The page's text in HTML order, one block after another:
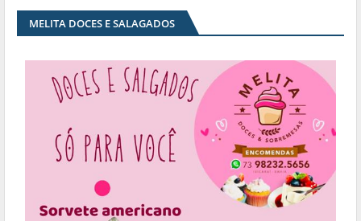
MELITA DOCES E SALAGADOS